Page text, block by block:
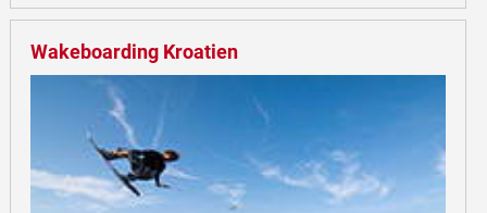
Wakeboarding Kroatien